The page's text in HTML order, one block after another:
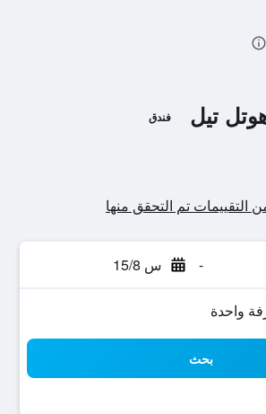
تيل فندق
- س 15/8
بحث